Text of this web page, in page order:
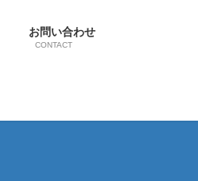
お問い合わせ
CONTACT